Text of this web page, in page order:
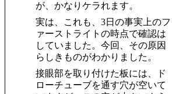
が、かなりケラれます。
実は、これも、3日の事実上のフ
ァーストライトの時点で確認は
していました。今回、その原因
らしきものがわかりました。
接眼部を取り付けた板には、ド
ローチューブを通す穴が空いて